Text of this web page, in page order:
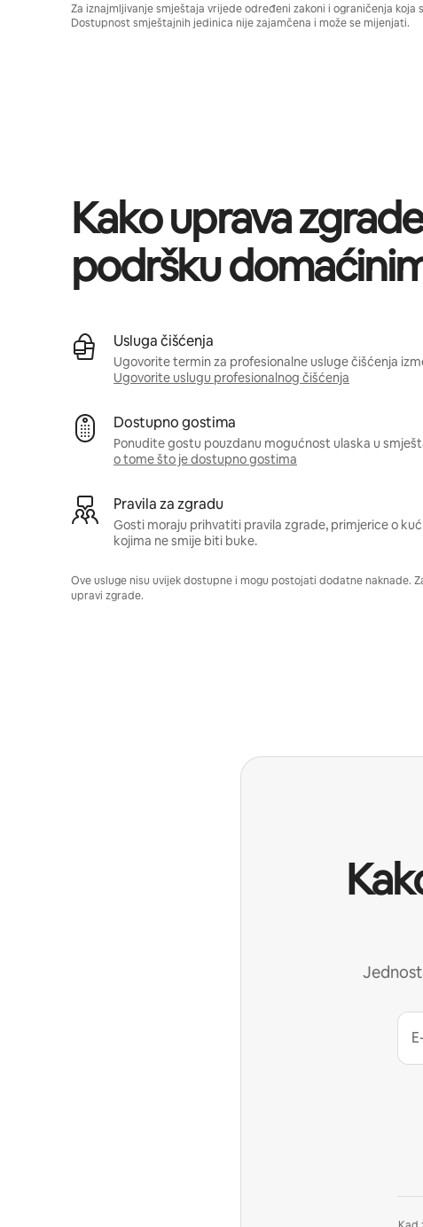
Za iznajmljivanje smještaja vrijede određeni zakoni i ograničenja koja
Dostupnost smještajnih jedinica nije zajamčena i može se mijenjati.
Kako uprava
podršku
Usluga čišćenja
Ugovorite termin za profesionalne usluge čišćenja
Ugovorite uslugu profesionalnog čišćenja
Dostupno gostima
Ponudite gostu pouzdanu mogućnost ulaska u
o tome što je dostupno gostima
Pravila za zgradu
Gosti moraju prihvatiti pravila zgrade, primjerice o
kojima ne smije biti buke.
Ove usluge nisu uvijek dostupne i mogu postojati dodatne naknade.
upravi zgrade.